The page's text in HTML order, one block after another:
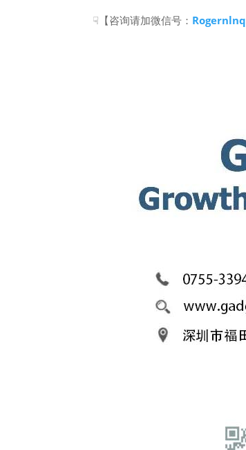
☟【咨询请加微信号： Rogernlnq